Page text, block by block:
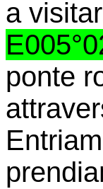
a
ponte